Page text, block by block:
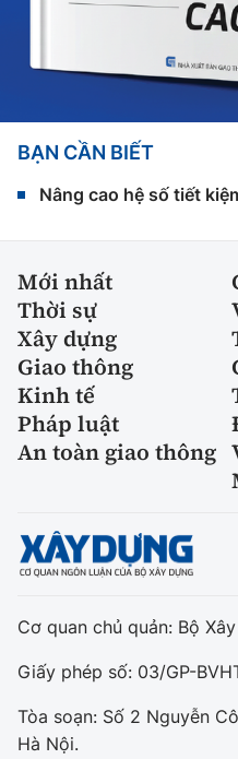
BẠN CẦN BIẾT
Nâng cao hệ số tiết
Mới nhất
Thời sự
Xây dựng
Giao thông
Kinh tế
Pháp luật
An toàn giao thông
Cơ quan chủ quản: Bộ
Giấy phép số: 03/GP-
Tòa soạn: Số 2 Nguyễn
Hà Nội.